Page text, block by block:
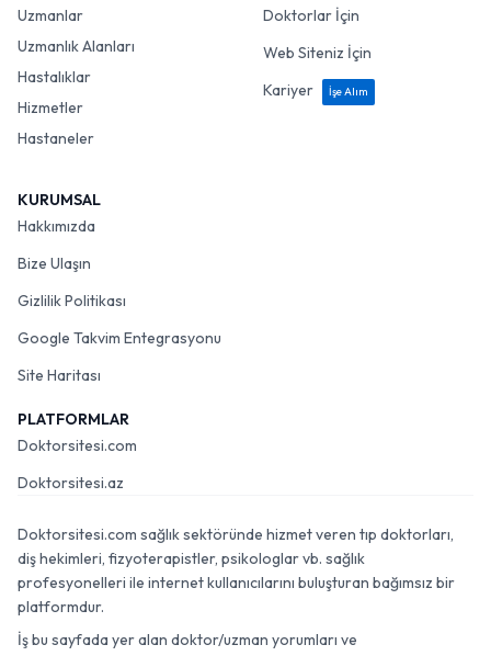
Uzmanlar
Uzmanlık Alanları
Hastalıklar
Hizmetler
Hastaneler
Doktorlar İçin
Web Siteniz İçin
Kariyer
İşe Alım
KURUMSAL
Hakkımızda
Bize Ulaşın
Gizlilik Politikası
Google Takvim Entegrasyonu
Site Haritası
PLATFORMLAR
Doktorsitesi.com
Doktorsitesi.az
Doktorsitesi.com sağlık sektöründe hizmet veren tıp doktorları,
diş hekimleri, fizyoterapistler, psikologlar vb. sağlık
profesyonelleri ile internet kullanıcılarını buluşturan bağımsız bir
platformdur.
İş bu sayfada yer alan doktor/uzman yorumları ve